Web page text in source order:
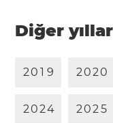
Diğer
20 1 9 2020
2024 2025